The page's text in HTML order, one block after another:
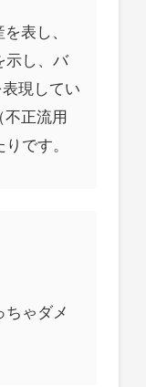
表し、
示し、バ
現してい
正流用
です。
ちゃダメ